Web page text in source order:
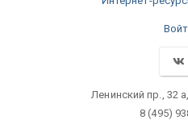
Ленинский пр., 32
8 (495)